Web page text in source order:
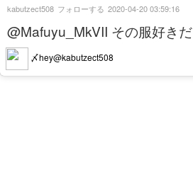
@Mafuyu_MkVII その服好きだ
〆hey@kabutzect508
kabutzect508 フォローする 2020-04-20 03:59:16